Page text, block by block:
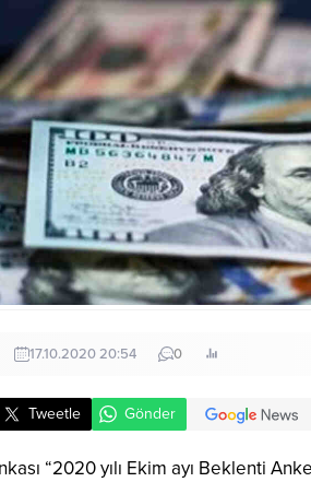
17.10.2020 20:54 0
Tweetle Gönder
“2020 yılı Ekim ayı Beklenti